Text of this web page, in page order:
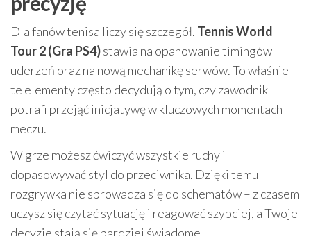
Dla fanów tenisa liczy się szczegół. Tennis World
Tour 2 (Gra PS4)stawia na opanowanie timingów
uderzeń oraz na nową mechanikę serwów. To właśnie
te elementy często decydują o tym, czy zawodnik
potrafi przejąć inicjatywę w kluczowych momentach
meczu.
W grze możesz ćwiczyć wszystkie ruchy i
dopasowywać styl do przeciwnika. Dzięki temu
rozgrywka nie sprowadza się do schematów – z czasem
uczysz się czytać sytuację i reagować szybciej, a Twoje
decyzje stają się bardziej świadome.